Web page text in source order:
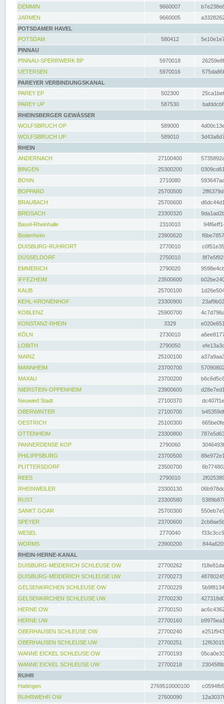
DEMMIN
9660007
JARMEN
9660005
POTSDAMER HAVEL
POTSDAM
580412
PINNAU
PINNAU-SPERRWERK BP
5970018
UETERSEN
5970016
PAREYER VERBINDUNGSKANAL
PAREY EP
502300
PAREY UP
587530
RHEINSBERGER GEWÄSSER
WOLFSBRUCH OP
589000
WOLFSBRUCH UP
589010
RHEIN
ANDERNACH
27100400
BINGEN
25300200
BONN
2710080
BOPPARD
25700500
BRAUBACH
25700600
BREISACH
23300320
Basel-Rheinhalle
2310010
Bodenheim
23900620
DUISBURG-RUHRORT
2770010
DÜSSELDORF
2750010
EMMERICH
2790020
IFFEZHEIM
23500600
KAUB
25700100
KEHL-KRONENHOF
23300900
KOBLENZ
25900700
KONSTANZ-RHEIN
3329
KÖLN
2730010
LOBITH
2790050
MAINZ
25100100
MANNHEIM
23700700
MAXAU
23700200
NIERSTEIN-OPPENHEIM
23900600
Neuwied Stadt
27100370
OBERWINTER
27100700
OESTRICH
25100300
OTTENHEIM
23300800
PANNERDENSE KOP
2790060
PHILIPPSBURG
23700500
PLITTERSDORF
23500700
REES
2790010
RHEINWEILER
23300130
RUST
23300580
SANKT GOAR
25700300
SPEYER
23700600
WESEL
2770040
WORMS
23900200
RHEIN-HERNE-KANAL
DUISBURG-MEIDERICH SCHLEUSE OW
27700262
DUISBURG-MEIDERICH SCHLEUSE UW
27700273
GELSENKIRCHEN SCHLEUSE OW
27700229
GELSENKIRCHEN SCHLEUSE UW
27700230
HERNE OW
27700150
HERNE UW
27700160
OBERHAUSEN SCHLEUSE OW
27700240
OBERHAUSEN SCHLEUSE UW
27700251
WANNE EICKEL SCHLEUSE OW
27700193
WANNE EICKEL SCHLEUSE UW
27700218
RUHR
Hattingen
2769510000100
RUHRWEHR OW
27600090